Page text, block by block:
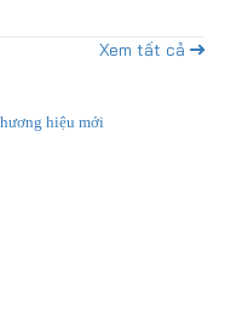
Xem tất cả